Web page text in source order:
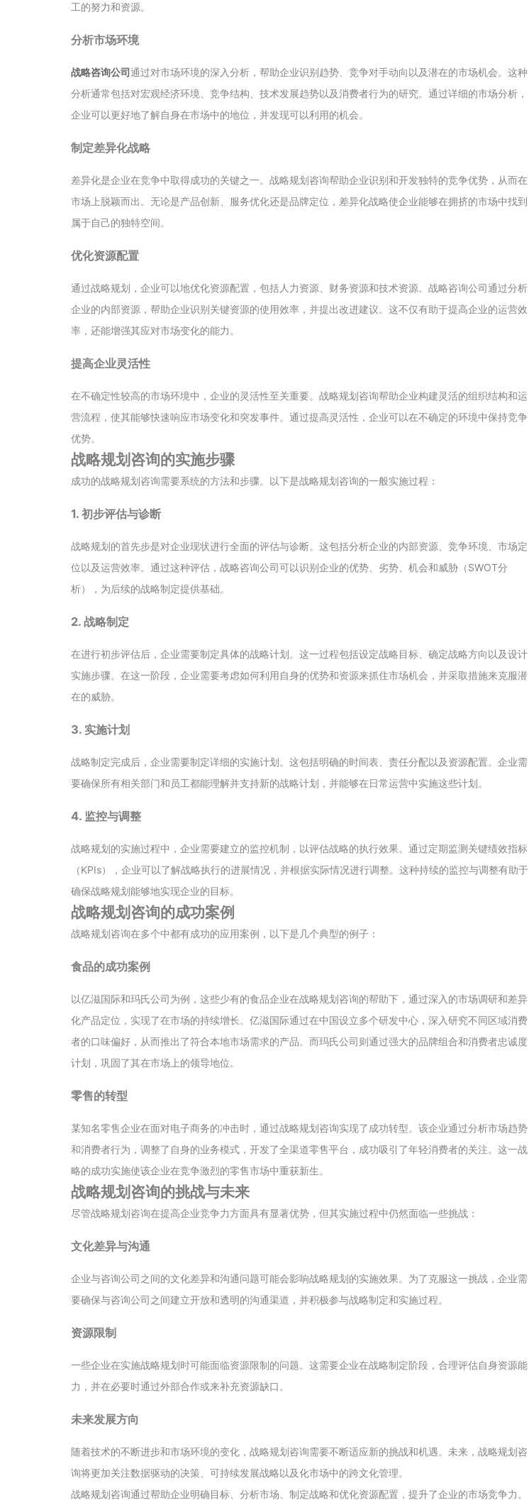
工的努力和资源。
分析市场环境
战略咨询公司通过对市场环境的深入分析，帮助企业识别趋势、竞争对手动向以及潜在的市场机会。这种
分析通常包括对宏观经济环境、竞争结构、技术发展趋势以及消费者行为的研究。通过详细的市场分析，
企业可以更好地了解自身在市场中的地位，并发现可以利用的机会。
制定差异化战略
差异化是企业在竞争中取得成功的关键之一。战略规划咨询帮助企业识别和开发独特的竞争优势，从而在
市场上脱颖而出。无论是产品创新、服务优化还是品牌定位，差异化战略使企业能够在拥挤的市场中找到
属于自己的独特空间。
优化资源配置
通过战略规划，企业可以地优化资源配置，包括人力资源、财务资源和技术资源。战略咨询公司通过分析
企业的内部资源，帮助企业识别关键资源的使用效率，并提出改进建议。这不仅有助于提高企业的运营效
率，还能增强其应对市场变化的能力。
提高企业灵活性
在不确定性较高的市场环境中，企业的灵活性至关重要。战略规划咨询帮助企业构建灵活的组织结构和运
营流程，使其能够快速响应市场变化和突发事件。通过提高灵活性，企业可以在不确定的环境中保持竞争
优势。
战略规划咨询的实施步骤
成功的战略规划咨询需要系统的方法和步骤。以下是战略规划咨询的一般实施过程：
1. 初步评估与诊断
战略规划的首先步是对企业现状进行全面的评估与诊断。这包括分析企业的内部资源、竞争环境、市场定
位以及运营效率。通过这种评估，战略咨询公司可以识别企业的优势、劣势、机会和威胁（SWOT分
析），为后续的战略制定提供基础。
2. 战略制定
在进行初步评估后，企业需要制定具体的战略计划。这一过程包括设定战略目标、确定战略方向以及设计
实施步骤。在这一阶段，企业需要考虑如何利用自身的优势和资源来抓住市场机会，并采取措施来克服潜
在的威胁。
3. 实施计划
战略制定完成后，企业需要制定详细的实施计划。这包括明确的时间表、责任分配以及资源配置。企业需
要确保所有相关部门和员工都能理解并支持新的战略计划，并能够在日常运营中实施这些计划。
4. 监控与调整
战略规划的实施过程中，企业需要建立的监控机制，以评估战略的执行效果。通过定期监测关键绩效指标
（KPIs），企业可以了解战略执行的进展情况，并根据实际情况进行调整。这种持续的监控与调整有助于
确保战略规划能够地实现企业的目标。
战略规划咨询的成功案例
战略规划咨询在多个中都有成功的应用案例，以下是几个典型的例子：
食品的成功案例
以亿滋国际和玛氏公司为例，这些少有的食品企业在战略规划咨询的帮助下，通过深入的市场调研和差异
化产品定位，实现了在市场的持续增长。亿滋国际通过在中国设立多个研发中心，深入研究不同区域消费
者的口味偏好，从而推出了符合本地市场需求的产品。而玛氏公司则通过强大的品牌组合和消费者忠诚度
计划，巩固了其在市场上的领导地位。
零售的转型
某知名零售企业在面对电子商务的冲击时，通过战略规划咨询实现了成功转型。该企业通过分析市场趋势
和消费者行为，调整了自身的业务模式，开发了全渠道零售平台，成功吸引了年轻消费者的关注。这一战
略的成功实施使该企业在竞争激烈的零售市场中重获新生。
战略规划咨询的挑战与未来
尽管战略规划咨询在提高企业竞争力方面具有显著优势，但其实施过程中仍然面临一些挑战：
文化差异与沟通
企业与咨询公司之间的文化差异和沟通问题可能会影响战略规划的实施效果。为了克服这一挑战，企业需
要确保与咨询公司之间建立开放和透明的沟通渠道，并积极参与战略制定和实施过程。
资源限制
一些企业在实施战略规划时可能面临资源限制的问题。这需要企业在战略制定阶段，合理评估自身资源能
力，并在必要时通过外部合作或来补充资源缺口。
未来发展方向
随着技术的不断进步和市场环境的变化，战略规划咨询需要不断适应新的挑战和机遇。未来，战略规划咨
询将更加关注数据驱动的决策、可持续发展战略以及化市场中的跨文化管理。
战略规划咨询通过帮助企业明确目标、分析市场、制定战略和优化资源配置，提升了企业的市场竞争力。